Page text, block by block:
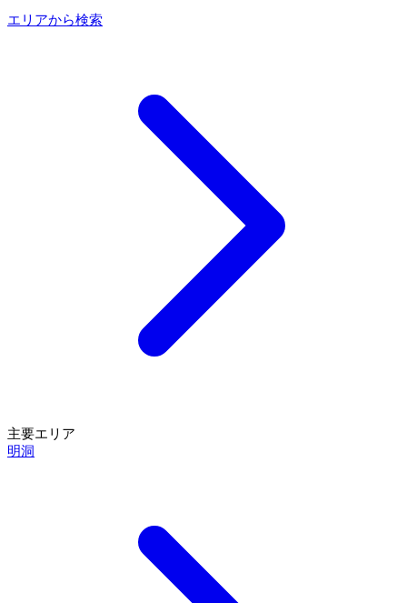
エリアから検索
主要エリア
明洞